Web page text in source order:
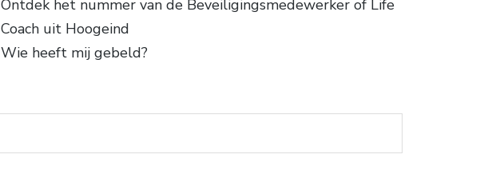
Ontdek het nummer van de Beveiligingsmedewerker of Life
Coach uit Hoogeind
Wie heeft mij gebeld?